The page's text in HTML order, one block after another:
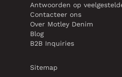
Antwoorden op
Contacteer ons
Over Motley Denim
Blog
B2B Inquiries
Sitemap